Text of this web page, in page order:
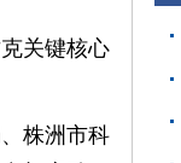
关键核心
株洲市科